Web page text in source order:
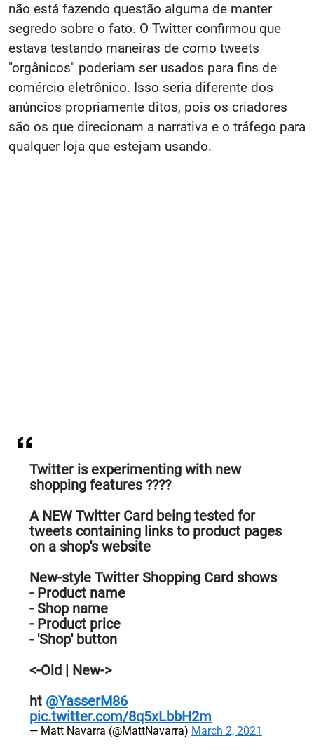
não está fazendo questão alguma de manter
segredo sobre o fato. O Twitter confirmou que
estava testando maneiras de como tweets
"orgânicos" poderiam ser usados ​​para fins de
comércio eletrônico. Isso seria diferente dos
anúncios propriamente ditos, pois os criadores
são os que direcionam a narrativa e o tráfego para
qualquer loja que estejam usando.
Twitter is experimenting with new
shopping features ????
A NEW Twitter Card being tested for
tweets containing links to product pages
on a shop's website
New-style Twitter Shopping Card shows
- Product name
- Shop name
- Product price
- 'Shop' button
<-Old | New->
ht @YasserM86
pic.twitter.com/8q5xLbbH2m
— Matt Navarra (@MattNavarra) March 2, 2021